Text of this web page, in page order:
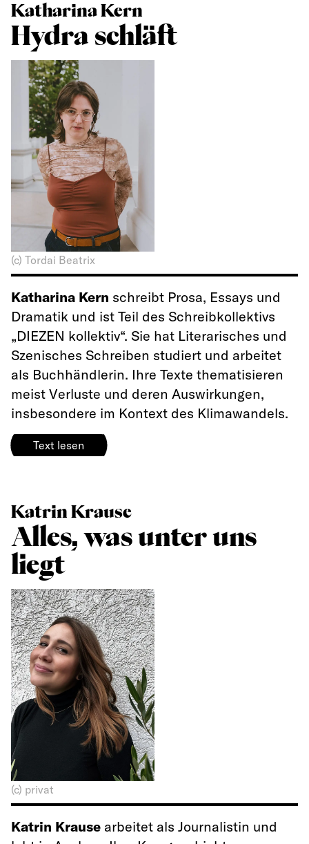
Katharina Kern
Hydra schläft
(c) Tordai Beatrix
Katharina Kern schreibt Prosa, Essays und
Dramatik und ist Teil des Schreibkollektivs
„DIEZEN kollektiv“. Sie hat Literarisches und
Szenisches Schreiben studiert und arbeitet
als Buchhändlerin. Ihre Texte thematisieren
meist Verluste und deren Auswirkungen,
insbesondere im Kontext des Klimawandels.
Text lesen
Katrin Krause
Alles, was unter uns
liegt
(c) privat
Katrin Krause arbeitet als Journalistin und